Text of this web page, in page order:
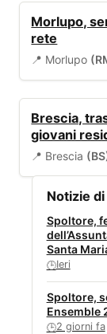
Morlupo,
rete
📍 Morlupo
Brescia,
giovani
📍 Brescia
Notizie
Spoltore,
Santa
🕒Ieri
Spoltore,
Ensemble
🕒2 giorni fa